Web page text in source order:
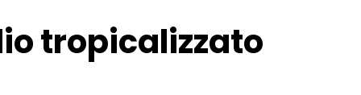
tropicalizzato